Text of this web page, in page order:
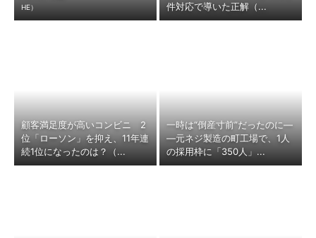
HE）
件対応で導いた正解（...
顧客満足度が高いコンビニ 2
位「ローソン」を抑え、11年連
続1位になったのは？（...
一時は“倒産寸前”だったのに―
―元ネジ製造の町工場で、1人
の採用枠に「350人」...